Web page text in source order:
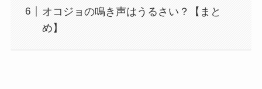
オコジョの鳴き声はうるさい？【まと
め】